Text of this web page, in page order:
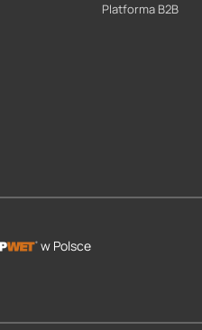
Platforma B2B
w Polsce